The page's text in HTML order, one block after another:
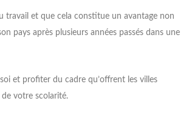
travail et que cela constitue un avantage non
pays après plusieurs années passés dans une
et profiter du cadre qu’offrent les villes
votre scolarité.